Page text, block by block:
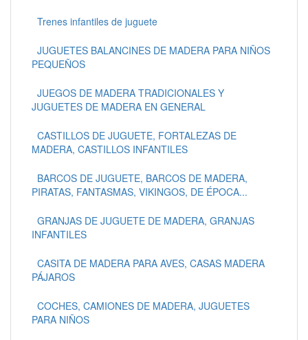
Trenes infantiles de juguete
JUGUETES BALANCINES DE MADERA PARA NIÑOS
PEQUEÑOS
JUEGOS DE MADERA TRADICIONALES Y
JUGUETES DE MADERA EN GENERAL
CASTILLOS DE JUGUETE, FORTALEZAS DE
MADERA, CASTILLOS INFANTILES
BARCOS DE JUGUETE, BARCOS DE MADERA,
PIRATAS, FANTASMAS, VIKINGOS, DE ÉPOCA...
GRANJAS DE JUGUETE DE MADERA, GRANJAS
INFANTILES
CASITA DE MADERA PARA AVES, CASAS MADERA
PÁJAROS
COCHES, CAMIONES DE MADERA, JUGUETES
PARA NIÑOS